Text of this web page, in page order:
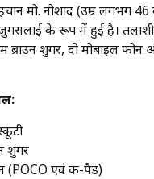
मो. नौशाद (उम्र लगभग 46
के रूप में हुई है।
ब्राउन शुगर, दो मोबाइल
शुगर
(POCO एवं की-पैड)